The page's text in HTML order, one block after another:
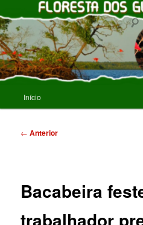
para
o
conteúdo
principalFLORESTA DOS
principal
Início
Navegação
← Anterior
Bacabeira
trabalhador